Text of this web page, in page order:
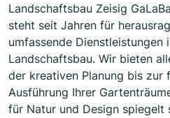
Landschaftsbau Zeisig
steht seit Jahren für
umfassende Dienstleistungen
Landschaftsbau. Wir bieten
der kreativen Planung bis zur
Ausführung Ihrer
für Natur und Design spiegelt